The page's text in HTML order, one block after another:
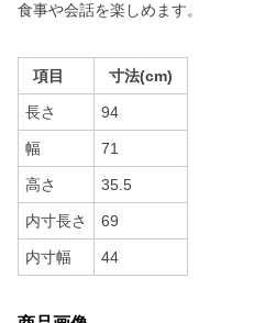
食事や会話を楽しめます。
項目 寸法(cm)
長さ 94
幅 71
高さ 35.5
内寸長さ 69
内寸幅 44